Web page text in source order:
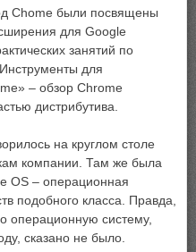
Chome были посвящены
для Google
занятий по
для
– обзор Chrome
дистрибутива.
на круглом столе
компании. Там же была
OS – операционная
подобного класса. Правда,
операционную систему,
сказано не было.